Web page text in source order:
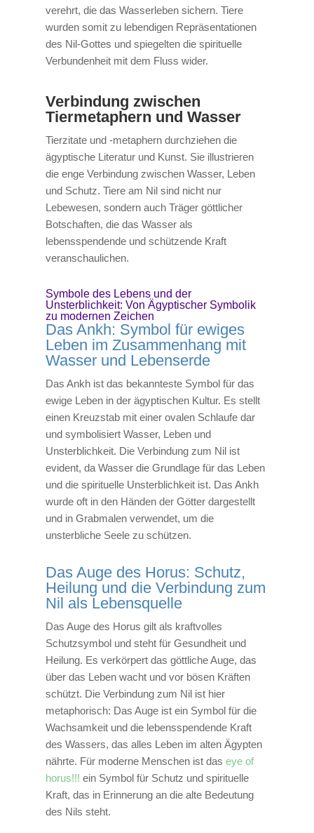
verehrt, die das Wasserleben sichern. Tiere
wurden somit zu lebendigen Repräsentationen
des Nil-Gottes und spiegelten die spirituelle
Verbundenheit mit dem Fluss wider.
Verbindung zwischen
Tiermetaphern und Wasser
Tierzitate und -metaphern durchziehen die
ägyptische Literatur und Kunst. Sie illustrieren
die enge Verbindung zwischen Wasser, Leben
und Schutz. Tiere am Nil sind nicht nur
Lebewesen, sondern auch Träger göttlicher
Botschaften, die das Wasser als
lebensspendende und schützende Kraft
veranschaulichen.
Symbole des Lebens und der
Unsterblichkeit: Von Ägyptischer Symbolik
zu modernen Zeichen
Das Ankh: Symbol für ewiges
Leben im Zusammenhang mit
Wasser und Lebenserde
Das Ankh ist das bekannteste Symbol für das
ewige Leben in der ägyptischen Kultur. Es stellt
einen Kreuzstab mit einer ovalen Schlaufe dar
und symbolisiert Wasser, Leben und
Unsterblichkeit. Die Verbindung zum Nil ist
evident, da Wasser die Grundlage für das Leben
und die spirituelle Unsterblichkeit ist. Das Ankh
wurde oft in den Händen der Götter dargestellt
und in Grabmalen verwendet, um die
unsterbliche Seele zu schützen.
Das Auge des Horus: Schutz,
Heilung und die Verbindung zum
Nil als Lebensquelle
Das Auge des Horus gilt als kraftvolles
Schutzsymbol und steht für Gesundheit und
Heilung. Es verkörpert das göttliche Auge, das
über das Leben wacht und vor bösen Kräften
schützt. Die Verbindung zum Nil ist hier
metaphorisch: Das Auge ist ein Symbol für die
Wachsamkeit und die lebensspendende Kraft
des Wassers, das alles Leben im alten Ägypten
nährte. Für moderne Menschen ist das eye of
horus!!! ein Symbol für Schutz und spirituelle
Kraft, das in Erinnerung an die alte Bedeutung
des Nils steht.